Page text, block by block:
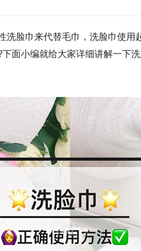
洗脸巾来代替毛巾，洗脸巾使用
面小编就给大家详细讲解一下